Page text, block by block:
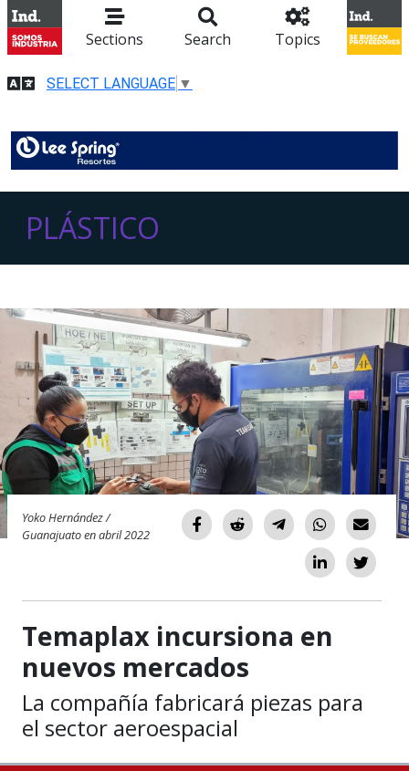
Sections Search Topics
SELECT LANGUAGE ▼
PLÁSTICO
Yoko Hernández /
Guanajuato en abril 2022
Temaplax incursiona en
nuevos mercados
La compañía fabricará piezas para
el sector aeroespacial